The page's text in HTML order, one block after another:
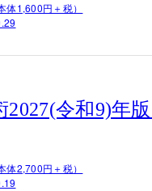
体1,600円＋税）
2027(令和9)年
体2,700円＋税）